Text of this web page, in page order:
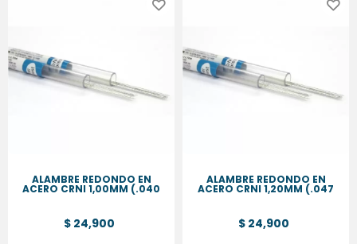
ALAMBRE REDONDO EN
ACERO CRNI 1,00MM (.040
$ 24,900
ALAMBRE REDONDO EN
ACERO CRNI 1,20MM (.047
$ 24,900